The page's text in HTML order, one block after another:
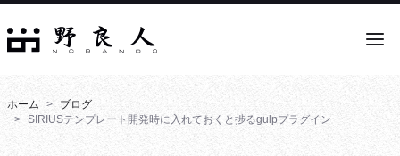
ホーム
ブログ
SIRIUSテンプレート開発時に入れておくと捗るgulpプラグイン